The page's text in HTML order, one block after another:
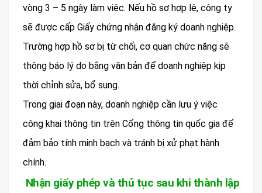
vòng 3 – 5 ngày làm việc. Nếu hồ sơ hợp lệ, công ty
sẽ được cấp Giấy chứng nhận đăng ký doanh nghiệp.
Trường hợp hồ sơ bị từ chối, cơ quan chức năng sẽ
thông báo lý do bằng văn bản để doanh nghiệp kịp
thời chỉnh sửa, bổ sung.
Trong giai đoạn này, doanh nghiệp cần lưu ý việc
công khai thông tin trên Cổng thông tin quốc gia để
đảm bảo tính minh bạch và tránh bị xử phạt hành
chính.
Nhận giấy phép và thủ tục sau khi thành lập